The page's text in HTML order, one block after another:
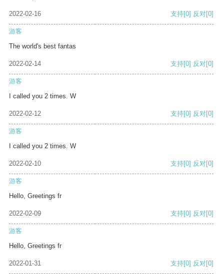
2022-02-16 支持[0] 反对[0]
游客
The world's best fantas
2022-02-14 支持[0] 反对[0]
游客
I called you 2 times. W
2022-02-12 支持[0] 反对[0]
游客
I called you 2 times. W
2022-02-10 支持[0] 反对[0]
游客
Hello, Greetings fr
2022-02-09 支持[0] 反对[0]
游客
Hello, Greetings fr
2022-01-31 支持[0] 反对[0]